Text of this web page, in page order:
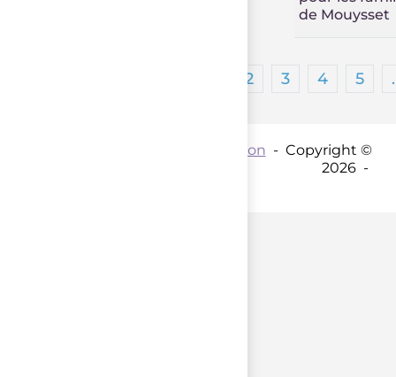
de Mouysset
2 3 4 5
Coordination - Copyright ©
2026 -